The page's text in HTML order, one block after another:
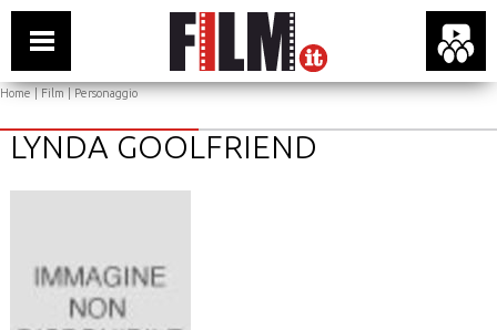
Home|Film| Personaggio
LYNDA GOOLFRIEND